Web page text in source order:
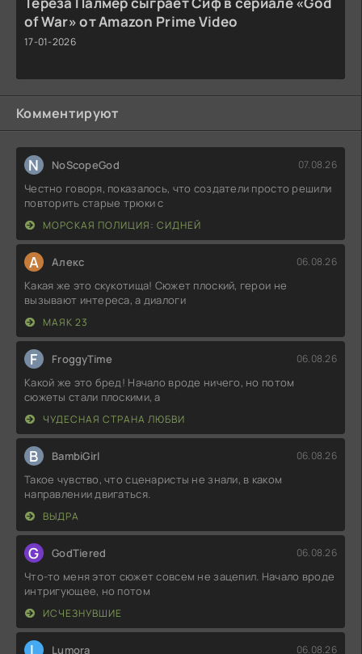
of War» от Amazon Prime Video
17-01-2026
Комментируют
N NoScopeGod 07.08.26
Честно говоря, показалось, что создатели просто решили
повторить старые трюки с
МОРСКАЯ ПОЛИЦИЯ: СИДНЕЙ
А Алекс 06.08.26
Какая же это скукотища! Сюжет плоский, герои не
вызывают интереса, а диалоги
МАЯК 23
F FroggyTime 06.08.26
Какой же это бред! Начало вроде ничего, но потом
сюжеты стали плоскими, а
ЧУДЕСНАЯ СТРАНА ЛЮБВИ
B BambiGirl 06.08.26
Такое чувство, что сценаристы не знали, в каком
направлении двигаться.
ВЫДРА
G GodTiered 06.08.26
Что-то меня этот сюжет совсем не зацепил. Начало вроде
интригующее, но потом
ИСЧЕЗНУВШИЕ
L Lumora 06.08.26